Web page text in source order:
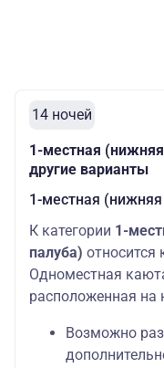
14 ночей
1-местная
другие варианты
1-местная (нижняя
К категории 1-
палуба) относится
Одноместная
расположенная на
Возможно